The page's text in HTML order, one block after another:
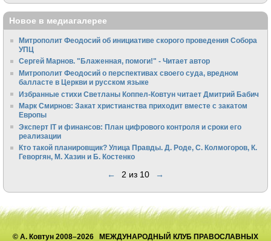
Новое в медиагалерее
Митрополит Феодосий об инициативе скорого проведения Собора
УПЦ
Сергей Марнов. "Блаженная, помоги!" - Читает автор
Митрополит Феодосий о перспективах своего суда, вредном
балласте в Церкви и русском языке
Избранные стихи Светланы Коппел-Ковтун читает Дмитрий Бабич
Марк Смирнов: Закат христианства приходит вместе с закатом
Европы
Эксперт IT и финансов: План цифрового контроля и сроки его
реализации
Кто такой планировщик? Улица Правды. Д. Роде, С. Колмогоров, К.
Геворгян, М. Хазин и Б. Костенко
← 2 из 10 →
© А. Ковтун 2008–2026 МЕЖДУНАРОДНЫЙ КЛУБ ПРАВОСЛАВНЫХ